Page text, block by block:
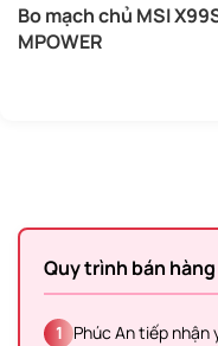
Bo mạch chủ MSI
MPOWER
Quy trình bán hàng
1 Phúc An tiếp nhận